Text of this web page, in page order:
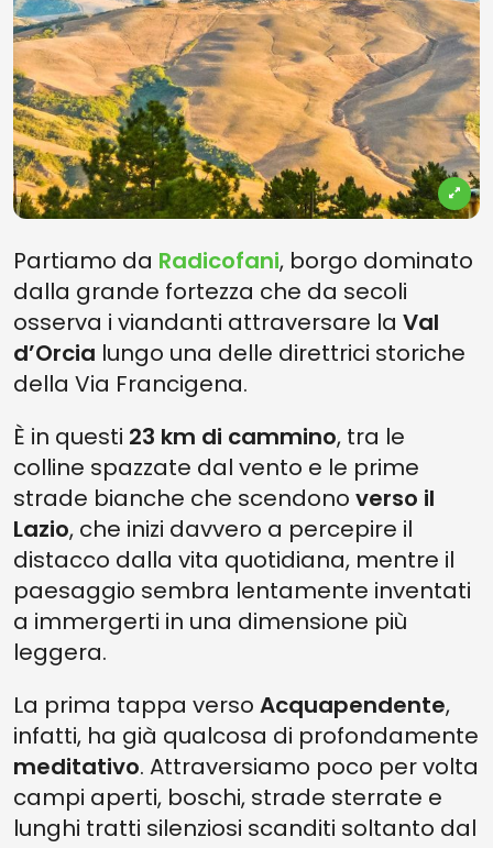
Partiamo da Radicofani, borgo dominato
dalla grande fortezza che da secoli
osserva i viandanti attraversare la Val
d’Orcia lungo una delle direttrici storiche
della Via Francigena.
È in questi 23 km di cammino, tra le
colline spazzate dal vento e le prime
strade bianche che scendono verso il
Lazio, che inizi davvero a percepire il
distacco dalla vita quotidiana, mentre il
paesaggio sembra lentamente inventati
a immergerti in una dimensione più
leggera.
La prima tappa verso Acquapendente,
infatti, ha già qualcosa di profondamente
meditativo. Attraversiamo poco per volta
campi aperti, boschi, strade sterrate e
lunghi tratti silenziosi scanditi soltanto dal